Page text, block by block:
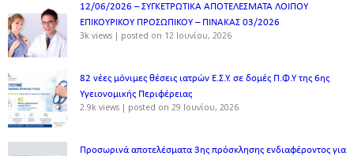
12/06/2026 – ΣΥΓΚΕΤΡΩΤΙΚΑ ΑΠΟΤΕΛΕΣΜΑΤΑ ΛΟΙΠΟΥ
ΕΠΙΚΟΥΡΙΚΟΥ ΠΡΟΣΩΠΙΚΟΥ – ΠΙΝΑΚΑΣ 03/2026
3k views | posted on 12 Ιουνίου, 2026
82 νέες μόνιμες θέσεις ιατρών Ε.Σ.Υ. σε δομές Π.Φ.Υ της 6ης
Υγειονομικής Περιφέρειας
2.9k views | posted on 29 Ιουνίου, 2026
Προσωρινά αποτελέσματα 3ης πρόσκλησης ενδιαφέροντος για